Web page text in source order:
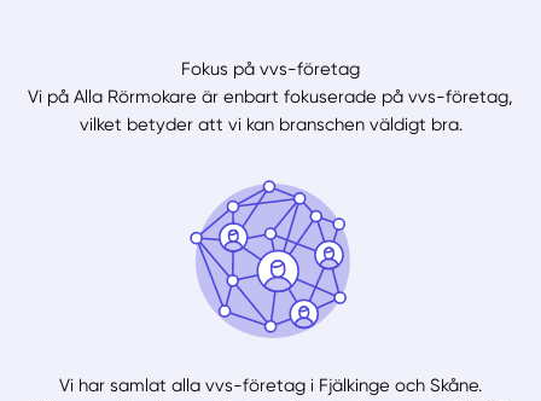
Fokus på vvs-företag
Vi på Alla Rörmokare är enbart fokuserade på vvs-företag,
vilket betyder att vi kan branschen väldigt bra.
Vi har samlat alla vvs-företag i Fjälkinge och Skåne.